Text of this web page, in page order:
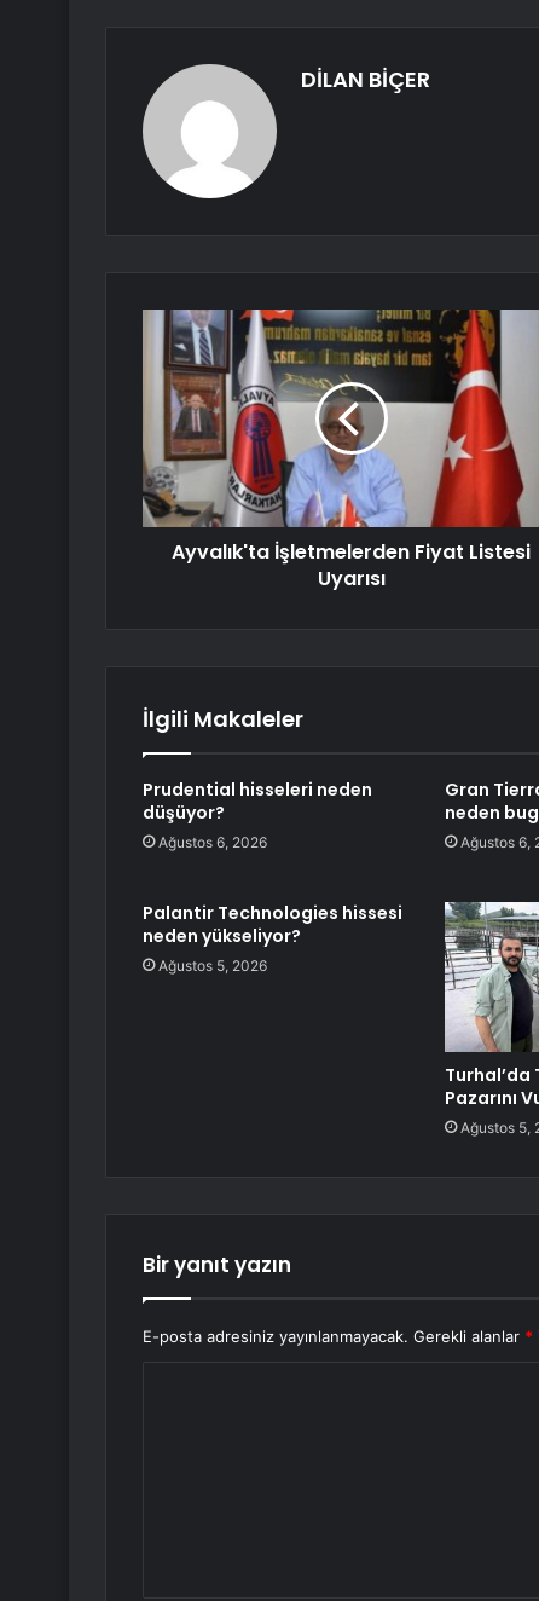
DİLAN BİÇER
Ayvalık'ta İşletmelerden Fiyat Listesi
Uyarısı
İlgili Makaleler
Prudential hisseleri neden
düşüyor?
Ağustos 6, 2026
Gran
neden
Ağustos 6,
Palantir Technologies hissesi
neden yükseliyor?
Ağustos 5, 2026
Turhal’da
Pazarını
Ağustos 5,
Bir yanıt yazın
E-posta adresiniz yayınlanmayacak. Gerekli alanlar *